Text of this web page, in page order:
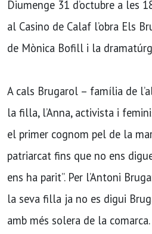
Diumenge 31 d’octubre a les
al Casino de Calaf l’obra Els
de Mònica Bofill i la
A cals Brugarol – família de
la filla, l’Anna, activista i
el primer cognom pel de la
patriarcat fins que no ens
ens ha parit”. Per l’Antoni
la seva filla ja no es digui
amb més solera de la